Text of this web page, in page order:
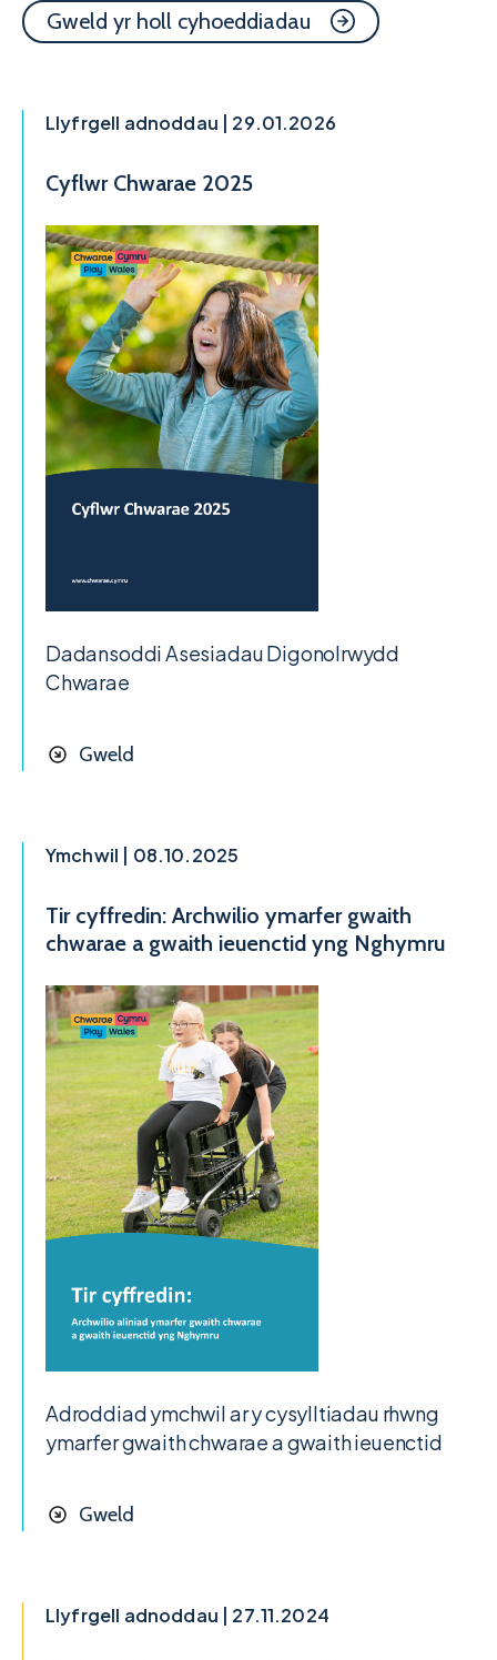
Gweld yr holl cyhoeddiadau
Llyfrgell adnoddau | 29.01.2026
Cyflwr Chwarae 2025
Dadansoddi Asesiadau Digonolrwydd
Chwarae
Gweld
Ymchwil | 08.10.2025
Tir cyffredin: Archwilio ymarfer gwaith
chwarae a gwaith ieuenctid yng Nghymru
Adroddiad ymchwil ar y cysylltiadau rhwng
ymarfer gwaith chwarae a gwaith ieuenctid
Gweld
Llyfrgell adnoddau | 27.11.2024